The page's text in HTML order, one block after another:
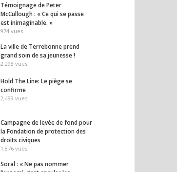
Témoignage de Peter
McCullough : « Ce qui se passe
est inimaginable. »
974 vues
La ville de Terrebonne prend
grand soin de sa jeunesse !
2,298 vues
Hold The Line: Le piège se
confirme
2,499 vues
Campagne de levée de fond pour
la Fondation de protection des
droits civiques
1,876 vues
Soral : « Ne pas nommer